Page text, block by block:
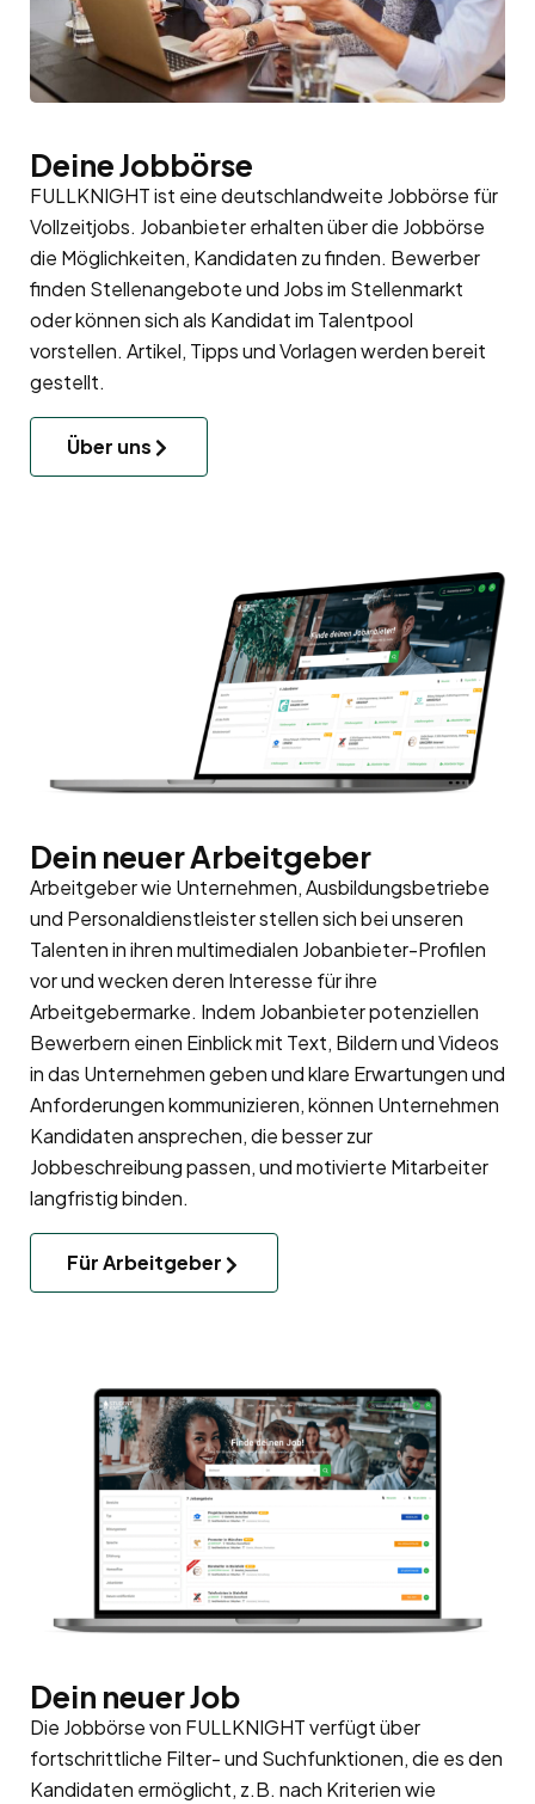
Deine Jobbörse
FULLKNIGHT ist eine deutschlandweite Jobbörse für
Vollzeitjobs. Jobanbieter erhalten über die Jobbörse
die Möglichkeiten, Kandidaten zu finden. Bewerber
finden Stellenangebote und Jobs im Stellenmarkt
oder können sich als Kandidat im Talentpool
vorstellen. Artikel, Tipps und Vorlagen werden bereit
gestellt.
Über uns
Dein neuer Arbeitgeber
Arbeitgeber wie Unternehmen, Ausbildungsbetriebe
und Personaldienstleister stellen sich bei unseren
Talenten in ihren multimedialen Jobanbieter-Profilen
vor und wecken deren Interesse für ihre
Arbeitgebermarke. Indem Jobanbieter potenziellen
Bewerbern einen Einblick mit Text, Bildern und Videos
in das Unternehmen geben und klare Erwartungen und
Anforderungen kommunizieren, können Unternehmen
Kandidaten ansprechen, die besser zur
Jobbeschreibung passen, und motivierte Mitarbeiter
langfristig binden.
Für Arbeitgeber
Dein neuer Job
Die Jobbörse von FULLKNIGHT verfügt über
fortschrittliche Filter- und Suchfunktionen, die es den
Kandidaten ermöglicht, z.B. nach Kriterien wie